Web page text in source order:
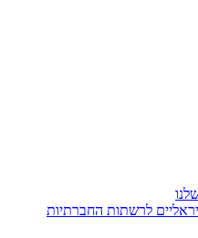
לרשתות החברתיות